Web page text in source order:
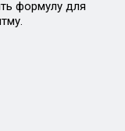
формулу для